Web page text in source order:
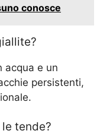
conosce
acqua e un
persistenti,
tende?